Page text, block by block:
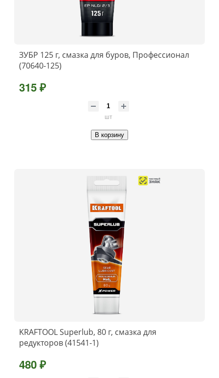
ЗУБР 125 г, смазка для буров, Профессионал
(70640-125)
315 ₽
шт
В корзину
KRAFTOOL Superlub, 80 г, смазка для
редукторов (41541-1)
480 ₽